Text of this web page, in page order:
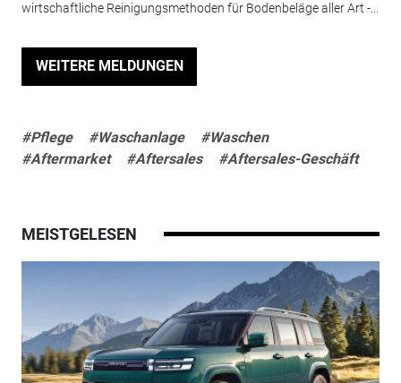
wirtschaftliche Reinigungsmethoden für Bodenbeläge aller Art -...
WEITERE MELDUNGEN
#Pflege #Waschanlage
#Waschen
#Aftermarket
#Aftersales #Aftersales-Geschäft
MEISTGELESEN